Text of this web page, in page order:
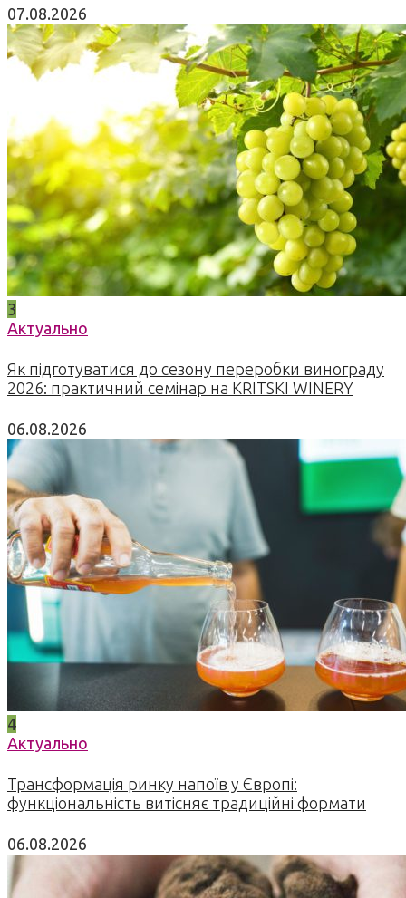
07.08.2026
3
Актуально
Як підготуватися до сезону переробки винограду
2026: практичний семінар на KRITSKI WINERY
06.08.2026
4
Актуально
Трансформація ринку напоїв у Європі:
функціональність витісняє традиційні формати
06.08.2026